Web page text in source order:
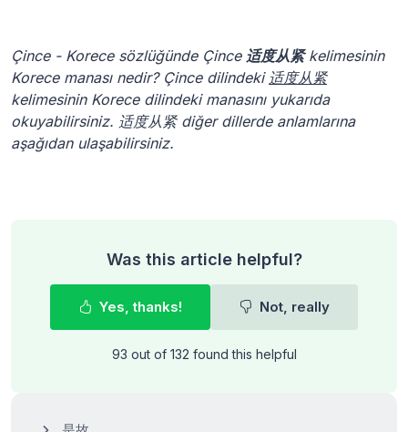
Çince - Korece sözlüğünde Çince 适度从紧kelimesinin
Korece manası nedir? Çince dilindeki 适度从紧
kelimesinin Korece dilindeki manasını yukarıda
okuyabilirsiniz. 适度从紧 diğer dillerde anlamlarına
aşağıdan ulaşabilirsiniz.
Was this article helpful?
Yes, thanks! Not, really
93 out of 132 found this helpful